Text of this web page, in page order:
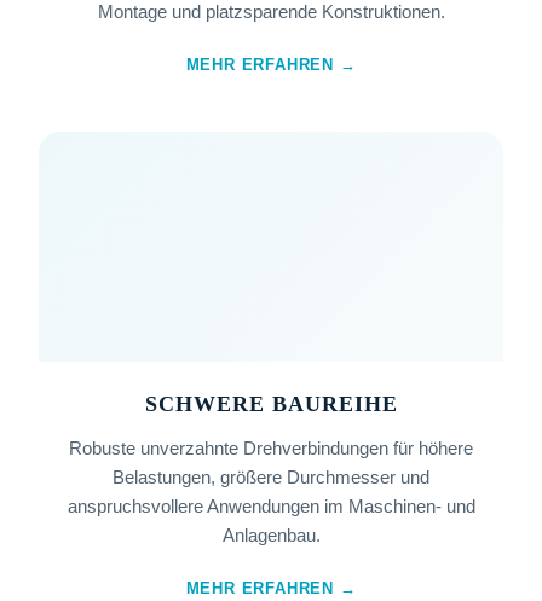
Montage und platzsparende Konstruktionen.
MEHR ERFAHREN →
SCHWERE BAUREIHE
Robuste unverzahnte Drehverbindungen für höhere
Belastungen, größere Durchmesser und
anspruchsvollere Anwendungen im Maschinen- und
Anlagenbau.
MEHR ERFAHREN →